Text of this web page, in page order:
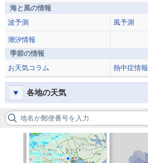
海と風の情報
波予測
風予測
潮汐情報
季節の情報
お天気コラム
熱中症情報
各地の天気
地名か郵便番号を入力